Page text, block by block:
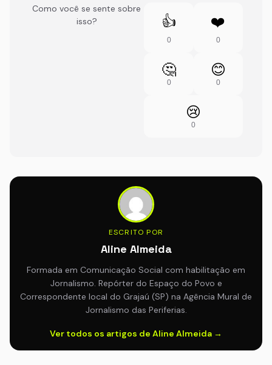
Como você se sente sobre
isso?
👍
0
❤️
0
🤔
0
😊
0
😢
0
ESCRITO POR
Aline Almeida
Formada em Comunicação Social com habilitação em
Jornalismo. Repórter do Espaço do Povo e
Correspondente local do Grajaú (SP) na Agência Mural de
Jornalismo das Periferias.
Ver todos os artigos de Aline Almeida →